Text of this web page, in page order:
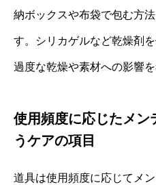
納ボックスや布袋で包む方
す。シリカゲルなど乾燥剤
過度な乾燥や素材への影響を
使用頻度に応じたメン
うケアの項目
道具は使用頻度に応じてメ